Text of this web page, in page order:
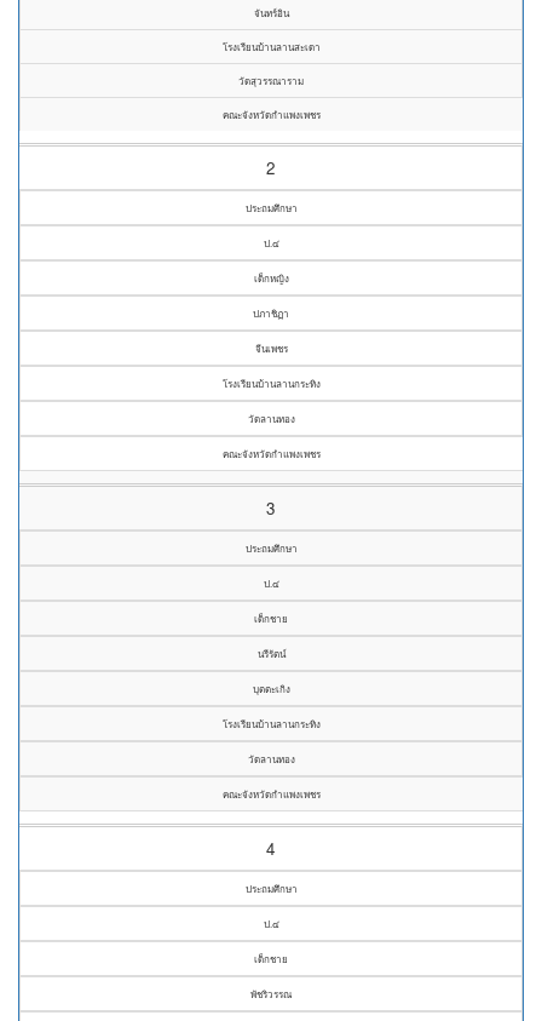
จันทร์อิน
โรงเรียนบ้านลานสะเดา
วัดสุวรรณาราม
คณะจังหวัดกำแพงเพชร
2
ประถมศึกษา
ป.๔
เด็กหญิง
ปภาชิฏา
จีนเพชร
โรงเรียนบ้านลานกระทิง
วัดลานทอง
คณะจังหวัดกำแพงเพชร
3
ประถมศึกษา
ป.๔
เด็กชาย
นรีรัตน์
บุตตะเกิง
โรงเรียนบ้านลานกระทิง
วัดลานทอง
คณะจังหวัดกำแพงเพชร
4
ประถมศึกษา
ป.๔
เด็กชาย
พัชริวรรณ